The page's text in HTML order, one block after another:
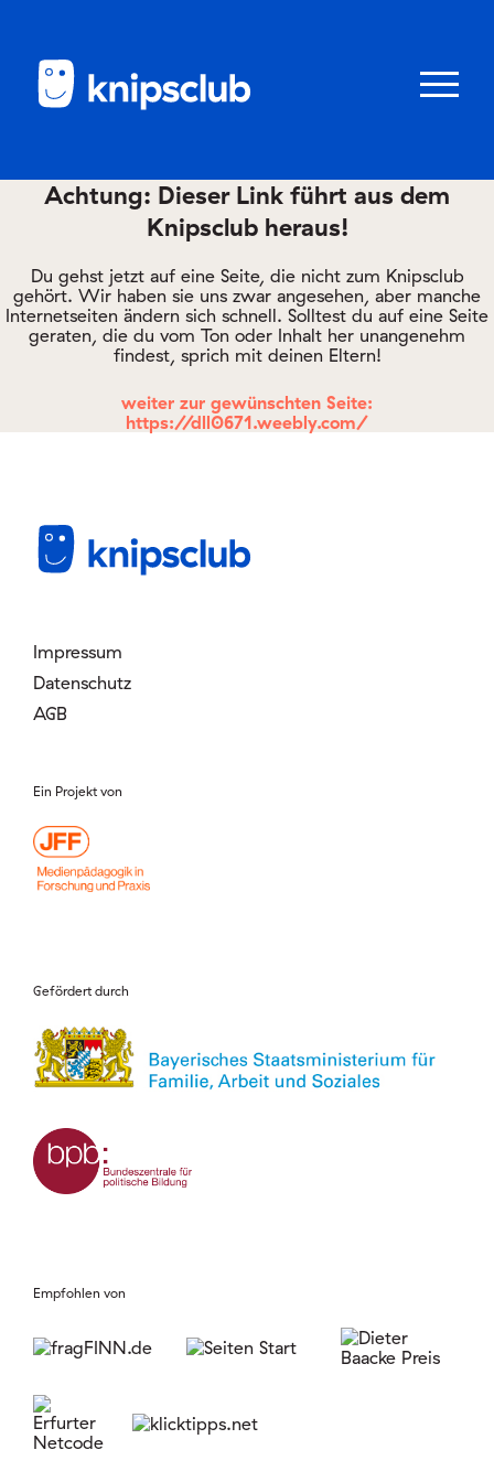
Menü
knipstipps
Eltern
Mitglied werden
Login
Achtung: Dieser Link führt aus dem
Knipsclub heraus!
Du gehst jetzt auf eine Seite, die nicht zum Knipsclub
gehört. Wir haben sie uns zwar angesehen, aber manche
Internetseiten ändern sich schnell. Solltest du auf eine Seite
geraten, die du vom Ton oder Inhalt her unangenehm
findest, sprich mit deinen Eltern!
weiter zur gewünschten Seite:
https://dll0671.weebly.com/
Impressum
Datenschutz
AGB
Ein Projekt von
Gefördert durch
Empfohlen von